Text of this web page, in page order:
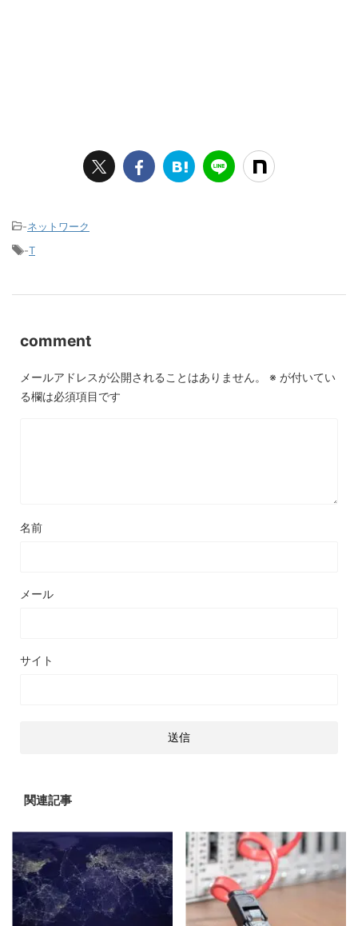
-ネットワーク
-T
comment
メールアドレスが公開されることはありません。 ※ が付いてい
る欄は必須項目です
名前
メール
サイト
関連記事